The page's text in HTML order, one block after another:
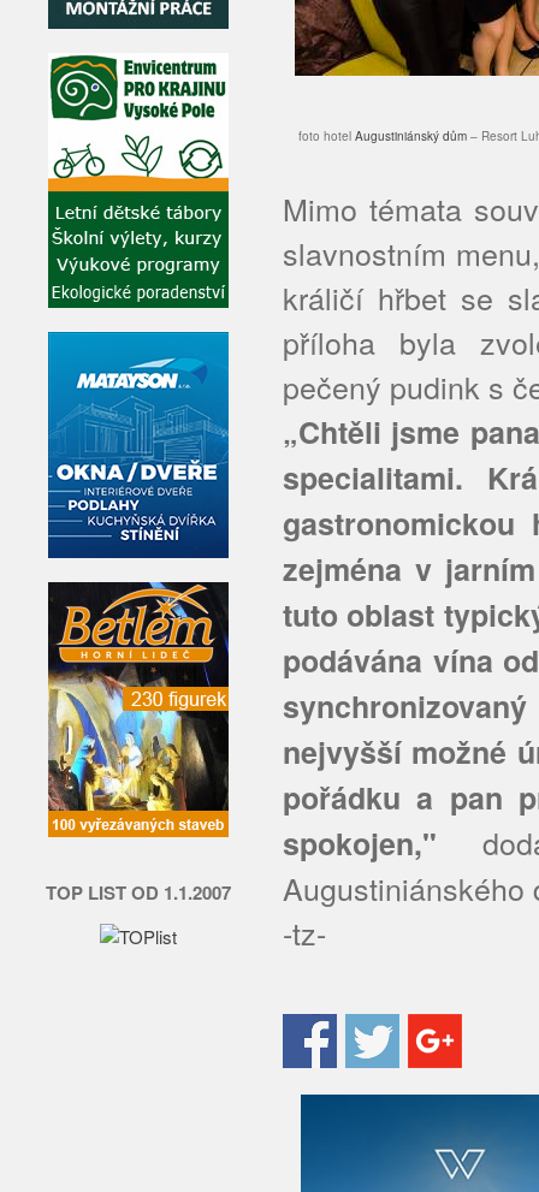
TOP LIST OD 1.1.2007
foto hotelAugustiniánský dům– Resort
Mimo témata
slavnostním
králičí hřbet se
příloha byla
pečený pudink s
„Chtěli jsme
specialitami.
zejména v
tuto oblast
podávána vína
nejvyšší možné
pořádku a pan
spokojen,"
Augustiniánského
-tz-